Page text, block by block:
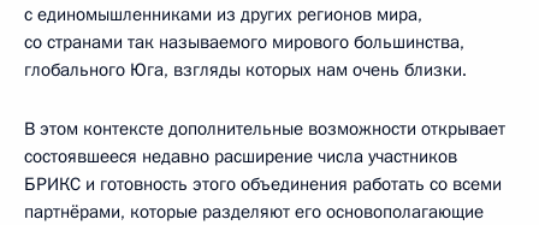
с единомышленниками из других регионов мира,
со странами так называемого мирового большинства,
глобального Юга, взгляды которых нам очень близки.
В этом контексте дополнительные возможности открывает
состоявшееся недавно расширение числа участников
БРИКС и готовность этого объединения работать со всеми
партнёрами, которые разделяют его основополагающие